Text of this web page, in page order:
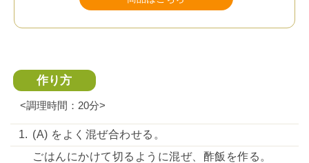
作り方
<調理時間：20分>
(A) をよく混ぜ合わせる。
ごはんにかけて切るように混ぜ、酢飯を作る。